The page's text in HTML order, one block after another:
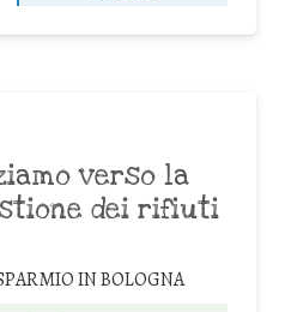
verso la
dei rifiuti
IN BOLOGNA